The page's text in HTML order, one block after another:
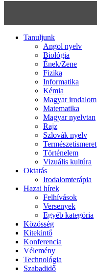
Tanuljunk
Angol nyelv
Biológia
Ének/Zene
Fizika
Informatika
Kémia
Magyar irodalom
Matematika
Magyar nyelvtan
Rajz
Szlovák nyelv
Természetismeret
Történelem
Vizuális kultúra
Oktatás
Irodalomterápia
Hazai hírek
Felhívások
Versenyek
Egyéb kategória
Közösség
Kitekintő
Konferencia
Vélemény
Technológia
Szabadidő